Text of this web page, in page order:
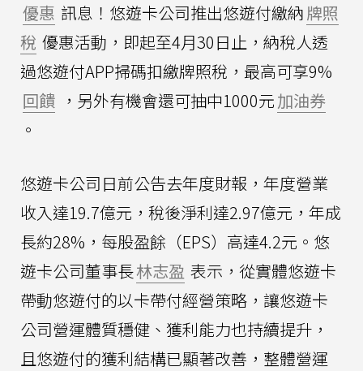
優惠 訊息！悠遊卡公司推出悠遊付繳納牌照
稅 優惠活動，即起至4月30日止，納稅人透
過悠遊付APP掃碼扣繳牌照稅，最高可享9%
回饋 ，另外有機會還可抽中1000元加油券
。
悠遊卡公司日前公告去年度財報，年度營業
收入達19.7億元，稅後淨利達2.97億元，年成
長約28%，每股盈餘（EPS）高達4.2元。悠
遊卡公司董事長林志盈 表示，從實體悠遊卡
帶動悠遊付的以卡帶付經營策略，讓悠遊卡
公司營運體質穩健、獲利能力也持續提升，
且悠遊付的獲利結構已顯著改善，整體營運